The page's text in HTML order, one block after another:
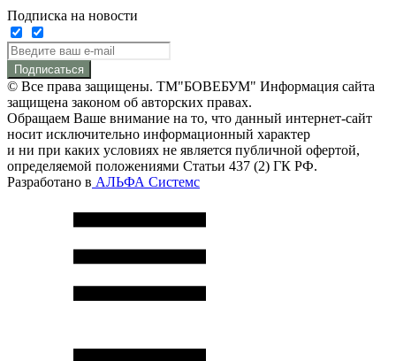
Подписка на новости
Подписаться
© Все права защищены. ТМ"БОВЕБУМ" Информация сайта
защищена законом об авторских правах.
Обращаем Ваше внимание на то, что данный интернет-сайт
носит исключительно информационный характер
и ни при каких условиях не является публичной офертой,
определяемой положениями Статьи 437 (2) ГК РФ.
Разработано в АЛЬФА Системс